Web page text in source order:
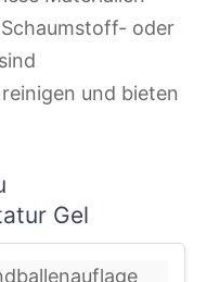
oder
und bieten
Gel